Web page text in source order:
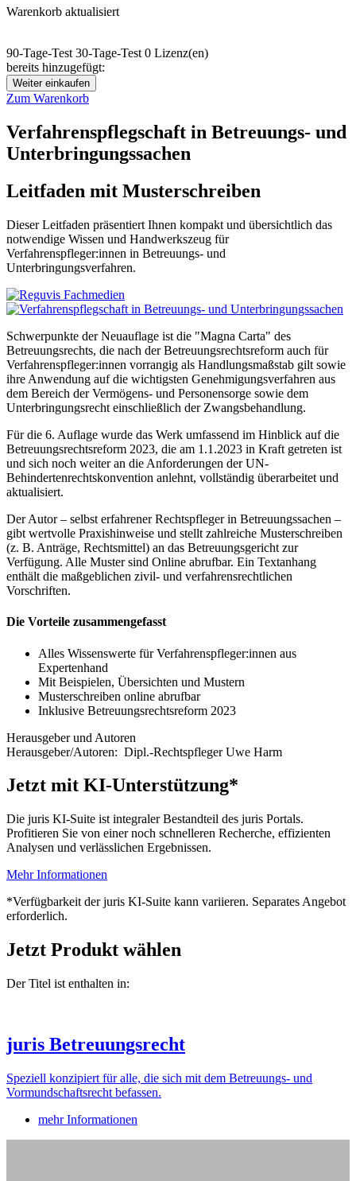
Warenkorb aktualisiert
90-Tage-Test 30-Tage-Test 0 Lizenz(en)
bereits hinzugefügt:
Weiter einkaufen
Zum Warenkorb
Verfahrenspflegschaft in Betreuungs- und
Unterbringungssachen
Leitfaden mit Musterschreiben
Dieser Leitfaden präsentiert Ihnen kompakt und übersichtlich das
notwendige Wissen und Handwerkszeug für
Verfahrenspfleger:innen in Betreuungs- und
Unterbringungsverfahren.
Schwerpunkte der Neuauflage ist die "Magna Carta" des
Betreuungsrechts, die nach der Betreuungsrechtsreform auch für
Verfahrenspfleger:innen vorrangig als Handlungsmaßstab gilt sowie
ihre Anwendung auf die wichtigsten Genehmigungsverfahren aus
dem Bereich der Vermögens- und Personensorge sowie dem
Unterbringungsrecht einschließlich der Zwangsbehandlung.
Für die 6. Auflage wurde das Werk umfassend im Hinblick auf die
Betreuungsrechtsreform 2023, die am 1.1.2023 in Kraft getreten ist
und sich noch weiter an die Anforderungen der UN-
Behindertenrechtskonvention anlehnt, vollständig überarbeitet und
aktualisiert.
Der Autor – selbst erfahrener Rechtspfleger in Betreuungssachen –
gibt wertvolle Praxishinweise und stellt zahlreiche Musterschreiben
(z. B. Anträge, Rechtsmittel) an das Betreuungsgericht zur
Verfügung. Alle Muster sind Online abrufbar. Ein Textanhang
enthält die maßgeblichen zivil- und verfahrensrechtlichen
Vorschriften.
Die Vorteile zusammengefasst
Alles Wissenswerte für Verfahrenspfleger:innen aus
Expertenhand
Mit Beispielen, Übersichten und Mustern
Musterschreiben online abrufbar
Inklusive Betreuungsrechtsreform 2023
Herausgeber und Autoren
Herausgeber/Autoren: Dipl.-Rechtspfleger Uwe Harm
Jetzt mit KI-Unterstützung*
Die juris KI-Suite ist integraler Bestandteil des juris Portals.
Profitieren Sie von einer noch schnelleren Recherche, effizienten
Analysen und verlässlichen Ergebnissen.
Mehr Informationen
*Verfügbarkeit der juris KI-Suite kann variieren. Separates Angebot
erforderlich.
Jetzt Produkt wählen
Der Titel ist enthalten in:
juris Betreuungsrecht
Speziell konzipiert für alle, die sich mit dem Betreuungs- und
Vormundschaftsrecht befassen.
mehr Informationen